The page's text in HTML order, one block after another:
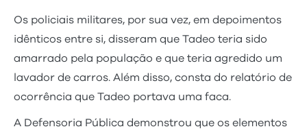
Os policiais militares, por sua vez, em depoimentos
idênticos entre si, disseram que Tadeo teria sido
amarrado pela população e que teria agredido um
lavador de carros. Além disso, consta do relatório de
ocorrência que Tadeo portava uma faca.
A Defensoria Pública demonstrou que os elementos